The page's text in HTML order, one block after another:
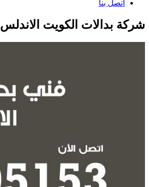
اتصل بنا
شركة بدالات الكويت الاندلس